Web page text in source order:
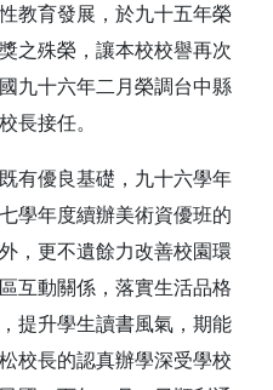
教育發展，於九十五年榮
之殊榮，讓本校校譽再次
九十六年二月榮調台中縣
長接任。
有優良基礎，九十六學年
學年度續辦美術資優班的
，更不遺餘力改善校園環
互動關係，落實生活品格
提升學生讀書風氣，期能
校長的認真辦學深受學校